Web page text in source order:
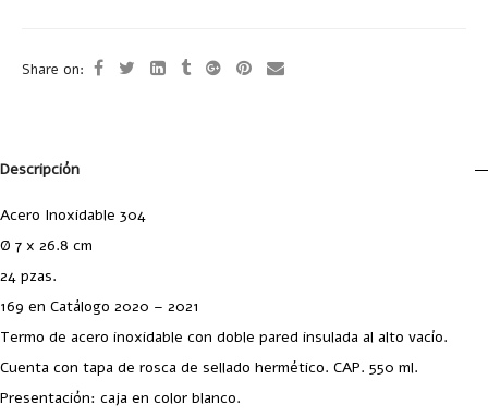
Share on:
Descripción
Acero Inoxidable 304
Ø 7 x 26.8 cm
24 pzas.
169 en Catálogo 2020 – 2021
Termo de acero inoxidable con doble pared insulada al alto vacío.
Cuenta con tapa de rosca de sellado hermético. CAP. 550 ml.
Presentación: caja en color blanco.